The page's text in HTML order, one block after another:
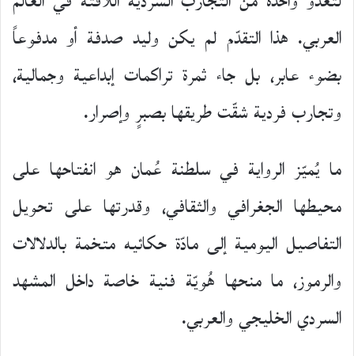
العربي. هذا التقدّم لم يكن وليد صدفة أو مدفوعاً
بضوء عابر، بل جاء ثمرة تراكمات إبداعية وجمالية،
وتجارب فردية شقّت طريقها بصبرٍ وإصرار.
ما يُميّز الرواية في سلطنة عُمان هو انفتاحها على
محيطها الجغرافي والثقافي، وقدرتها على تحويل
التفاصيل اليومية إلى مادّة حكائيه متخمة بالدلالات
والرموز، ما منحها هُويّة فنية خاصة داخل المشهد
السردي الخليجي والعربي.